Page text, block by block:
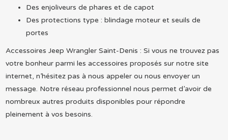
Des enjoliveurs de phares et de capot
Des protections type : blindage moteur et seuils de
portes
Accessoires Jeep Wrangler Saint-Denis : Si vous ne trouvez pas
votre bonheur parmi les accessoires proposés sur notre site
internet, n’hésitez pas à nous appeler ou nous envoyer un
message. Notre réseau professionnel nous permet d’avoir de
nombreux autres produits disponibles pour répondre
pleinement à vos besoins.